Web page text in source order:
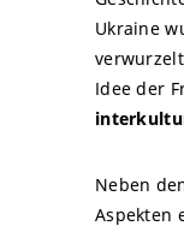
Ukraine
Idee der
Neben
Aspekten